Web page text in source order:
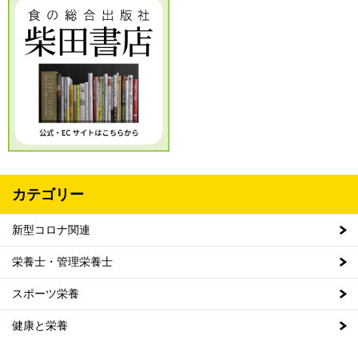
カテゴリー
新型コロナ関連
栄養士・管理栄養士
スポーツ栄養
健康と栄養